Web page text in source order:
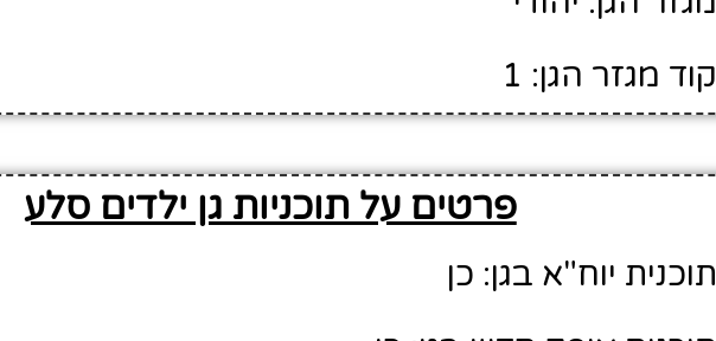
קוד מגזר הגן: 1
פרטים על תוכניות גן ילדים סלע
תוכנית יוח"א בגן: כן